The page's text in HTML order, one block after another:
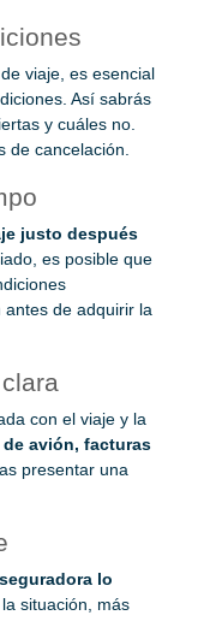
viaje, es esencial
Así sabrás
y cuáles no.
de cancelación.
justo después
es posible que
de adquirir la
con el viaje y la
avión, facturas
presentar una
lo
la situación, más